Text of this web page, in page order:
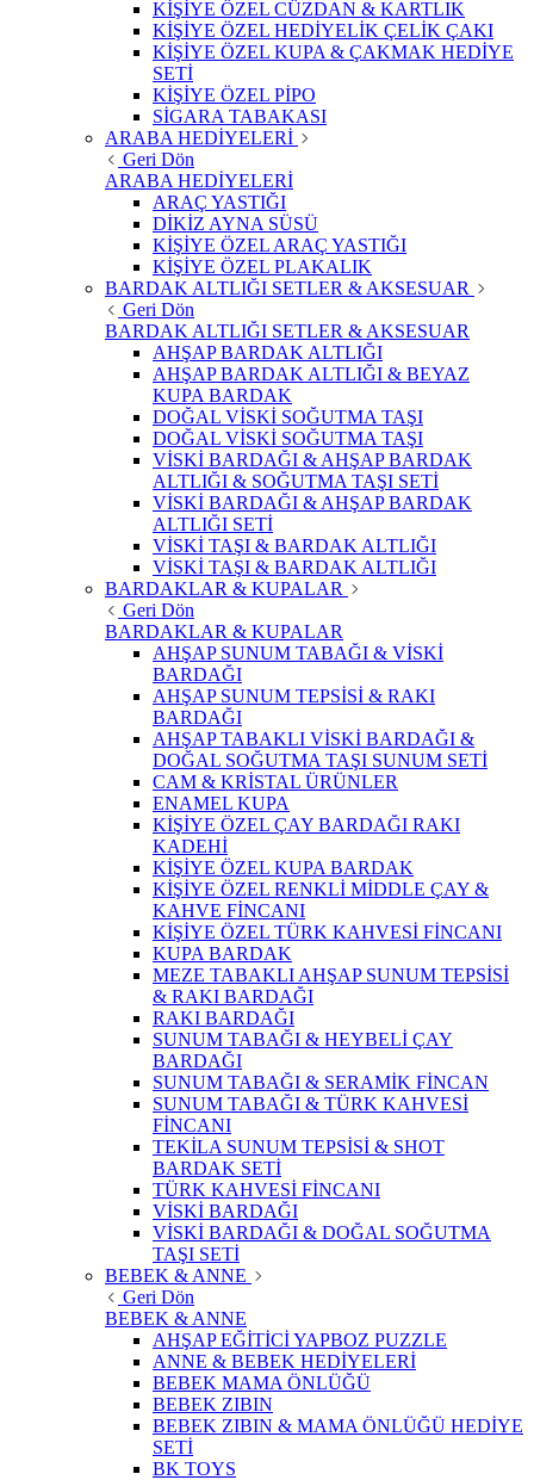
KİŞİYE ÖZEL CÜZDAN & KARTLIK
KİŞİYE ÖZEL HEDİYELİK ÇELİK ÇAKI
KİŞİYE ÖZEL KUPA & ÇAKMAK HEDİYE
SETİ
KİŞİYE ÖZEL PİPO
SİGARA TABAKASI
ARABA HEDİYELERİ
Geri Dön
ARABA HEDİYELERİ
ARAÇ YASTIĞI
DİKİZ AYNA SÜSÜ
KİŞİYE ÖZEL ARAÇ YASTIĞI
KİŞİYE ÖZEL PLAKALIK
BARDAK ALTLIĞI SETLER & AKSESUAR
Geri Dön
BARDAK ALTLIĞI SETLER & AKSESUAR
AHŞAP BARDAK ALTLIĞI
AHŞAP BARDAK ALTLIĞI & BEYAZ
KUPA BARDAK
DOĞAL VİSKİ SOĞUTMA TAŞI
DOĞAL VİSKİ SOĞUTMA TAŞI
VİSKİ BARDAĞI & AHŞAP BARDAK
ALTLIĞI & SOĞUTMA TAŞI SETİ
VİSKİ BARDAĞI & AHŞAP BARDAK
ALTLIĞI SETİ
VİSKİ TAŞI & BARDAK ALTLIĞI
VİSKİ TAŞI & BARDAK ALTLIĞI
BARDAKLAR & KUPALAR
Geri Dön
BARDAKLAR & KUPALAR
AHŞAP SUNUM TABAĞI & VİSKİ
BARDAĞI
AHŞAP SUNUM TEPSİSİ & RAKI
BARDAĞI
AHŞAP TABAKLI VİSKİ BARDAĞI &
DOĞAL SOĞUTMA TAŞI SUNUM SETİ
CAM & KRİSTAL ÜRÜNLER
ENAMEL KUPA
KİŞİYE ÖZEL ÇAY BARDAĞI RAKI
KADEHİ
KİŞİYE ÖZEL KUPA BARDAK
KİŞİYE ÖZEL RENKLİ MİDDLE ÇAY &
KAHVE FİNCANI
KİŞİYE ÖZEL TÜRK KAHVESİ FİNCANI
KUPA BARDAK
MEZE TABAKLI AHŞAP SUNUM TEPSİSİ
& RAKI BARDAĞI
RAKI BARDAĞI
SUNUM TABAĞI & HEYBELİ ÇAY
BARDAĞI
SUNUM TABAĞI & SERAMİK FİNCAN
SUNUM TABAĞI & TÜRK KAHVESİ
FİNCANI
TEKİLA SUNUM TEPSİSİ & SHOT
BARDAK SETİ
TÜRK KAHVESİ FİNCANI
VİSKİ BARDAĞI
VİSKİ BARDAĞI & DOĞAL SOĞUTMA
TAŞI SETİ
BEBEK & ANNE
Geri Dön
BEBEK & ANNE
AHŞAP EĞİTİCİ YAPBOZ PUZZLE
ANNE & BEBEK HEDİYELERİ
BEBEK MAMA ÖNLÜĞÜ
BEBEK ZIBIN
BEBEK ZIBIN & MAMA ÖNLÜĞÜ HEDİYE
SETİ
BK TOYS